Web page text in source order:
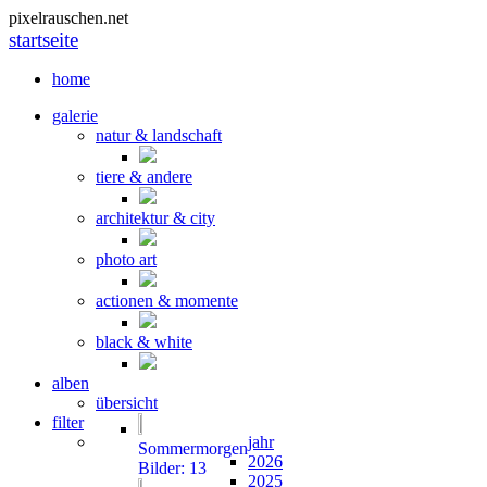
pixelrauschen.net
startseite
home
galerie
natur & landschaft
tiere & andere
architektur & city
photo art
actionen & momente
black & white
alben
übersicht
Sommermorgen
Bilder: 13
filter
jahr
2026
2025